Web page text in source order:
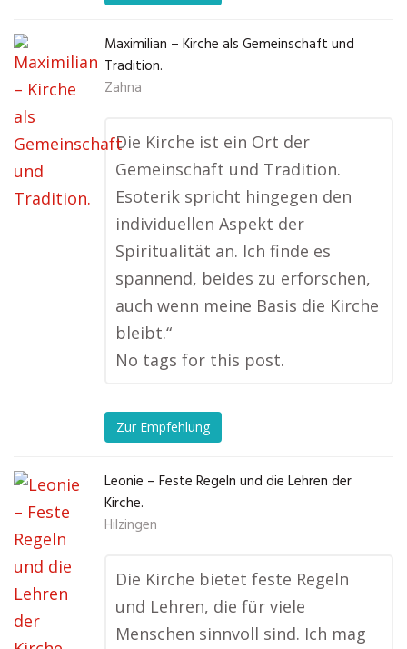
Maximilian – Kirche als Gemeinschaft und
Tradition.
Zahna
Die Kirche ist ein Ort der
Gemeinschaft und Tradition.
Esoterik spricht hingegen den
individuellen Aspekt der
Spiritualität an. Ich finde es
spannend, beides zu erforschen,
auch wenn meine Basis die Kirche
bleibt.“
No tags for this post.
Zur Empfehlung
Leonie – Feste Regeln und die Lehren der
Kirche.
Hilzingen
Die Kirche bietet feste Regeln
und Lehren, die für viele
Menschen sinnvoll sind. Ich mag